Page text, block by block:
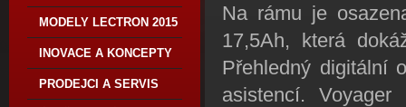
MODELY LECTRON 2015
INOVACE A KONCEPTY
PRODEJCI A SERVIS
Na rámu je
17,5Ah, která
Přehledný digitální
asistencí.